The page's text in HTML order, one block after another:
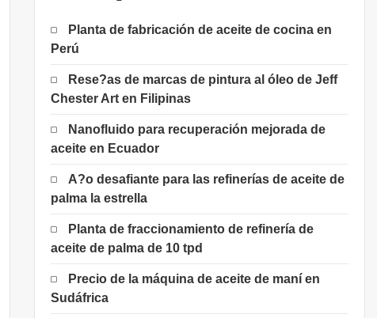
Planta de fabricación de aceite de cocina en
Perú
Rese?as de marcas de pintura al óleo de Jeff
Chester Art en Filipinas
Nanofluido para recuperación mejorada de
aceite en Ecuador
A?o desafiante para las refinerías de aceite de
palma la estrella
Planta de fraccionamiento de refinería de
aceite de palma de 10 tpd
Precio de la máquina de aceite de maní en
Sudáfrica